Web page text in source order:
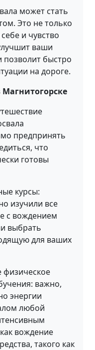
может стать
Это не только
и чувство
ваши
быстро
на дороге.
предпринять
что
готовы
курсы:
изучили все
с вождением
выбрать
для ваших
физическое
важно,
энергии
любой
вождение
такого как